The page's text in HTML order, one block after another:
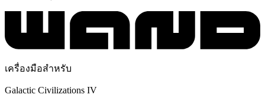
เครื่องมือสำหรับ
Galactic Civilizations IV